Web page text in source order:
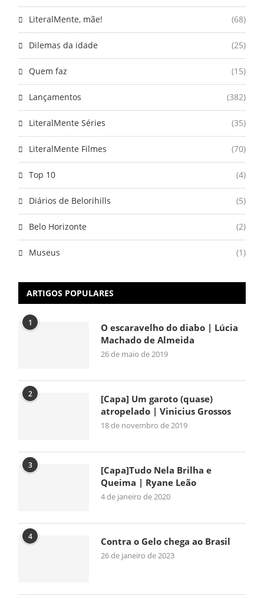
LiteralMente, mãe! (68)
Dilemas da idade (25)
Quem faz (15)
Lançamentos (382)
LiteralMente Séries (35)
LiteralMente Filmes (70)
Top 10 (4)
Diários de Belorihills (5)
Belo Horizonte (2)
Museus (1)
ARTIGOS POPULARES
1
O escaravelho do diabo | Lúcia
Machado de Almeida
26 de maio de 2019
2
[Capa] Um garoto (quase)
atropelado | Vinicius Grossos
18 de novembro de 2019
3
[Capa]Tudo Nela Brilha e
Queima | Ryane Leão
4 de janeiro de 2020
4 Contra o Gelo chega ao Brasil
26 de janeiro de 2023